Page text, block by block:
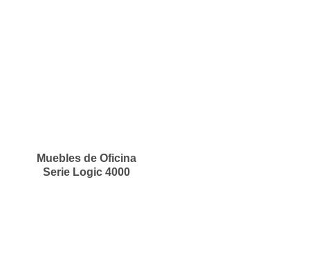
Muebles de Oficina
Serie Logic 4000